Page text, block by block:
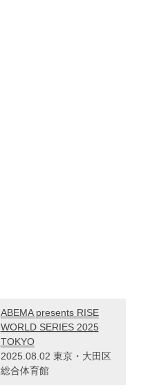
ABEMA presents RISE
WORLD SERIES 2025
TOKYO
2025.08.02 東京・大田区
総合体育館